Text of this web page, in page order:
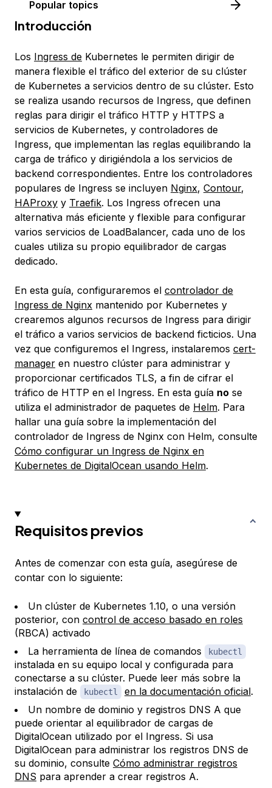
Popular topics
Introducción
Los Ingress de Kubernetes le permiten dirigir de
manera flexible el tráfico del exterior de su clúster
de Kubernetes a servicios dentro de su clúster. Esto
se realiza usando recursos de Ingress, que definen
reglas para dirigir el tráfico HTTP y HTTPS a
servicios de Kubernetes, y controladores de
Ingress, que implementan las reglas equilibrando la
carga de tráfico y dirigiéndola a los servicios de
backend correspondientes. Entre los controladores
populares de Ingress se incluyen Nginx, Contour,
HAProxy y Traefik. Los Ingress ofrecen una
alternativa más eficiente y flexible para configurar
varios servicios de LoadBalancer, cada uno de los
cuales utiliza su propio equilibrador de cargas
dedicado.
En esta guía, configuraremos el controlador de
Ingress de Nginx mantenido por Kubernetes y
crearemos algunos recursos de Ingress para dirigir
el tráfico a varios servicios de backend ficticios. Una
vez que configuremos el Ingress, instalaremos cert-
manager en nuestro clúster para administrar y
proporcionar certificados TLS, a fin de cifrar el
tráfico de HTTP en el Ingress. En esta guía no se
utiliza el administrador de paquetes de Helm. Para
hallar una guía sobre la implementación del
controlador de Ingress de Nginx con Helm, consulte
Cómo configurar un Ingress de Nginx en
Kubernetes de DigitalOcean usando Helm.
Requisitos previos
Antes de comenzar con esta guía, asegúrese de
contar con lo siguiente:
Un clúster de Kubernetes 1.10, o una versión
posterior, con control de acceso basado en roles
(RBCA) activado
La herramienta de línea de comandos
kubectl
instalada en su equipo local y configurada para
conectarse a su clúster. Puede leer más sobre la
instalación de
kubectl en la documentación oficial.
Un nombre de dominio y registros DNS A que
puede orientar al equilibrador de cargas de
DigitalOcean utilizado por el Ingress. Si usa
DigitalOcean para administrar los registros DNS de
su dominio, consulte Cómo administrar registros
DNS para aprender a crear registros A.